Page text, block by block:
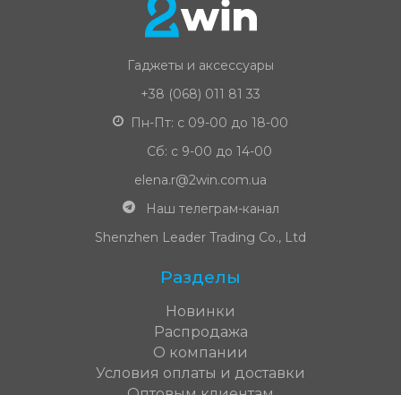
Гаджеты и аксессуары
+38 (068) 011 81 33
Пн-Пт: с 09-00 до 18-00
Сб: с 9-00 до 14-00
elena.r@2win.com.ua
Наш телеграм-канал
Shenzhen Leader Trading Co., Ltd
Разделы
Новинки
Распродажа
О компании
Условия оплаты и доставки